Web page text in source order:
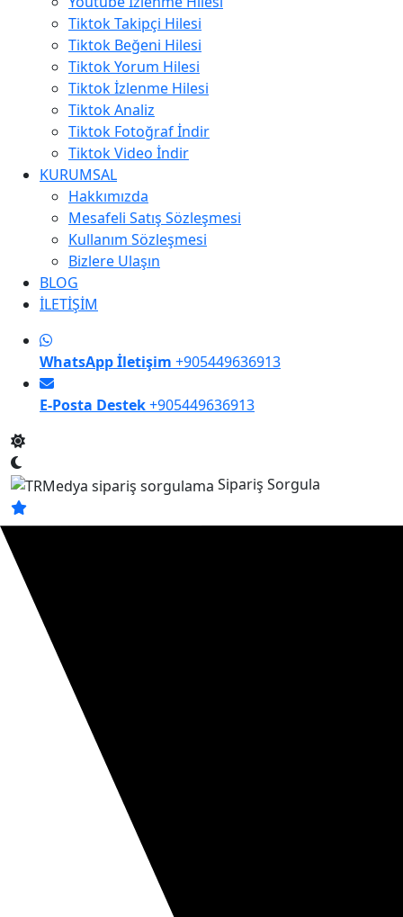
Tiktok Takipçi Hilesi
Tiktok Beğeni Hilesi
Tiktok Yorum Hilesi
Tiktok İzlenme Hilesi
Tiktok Analiz
Tiktok Fotoğraf İndir
Tiktok Video İndir
KURUMSAL
Hakkımızda
Mesafeli Satış Sözleşmesi
Kullanım Sözleşmesi
Bizlere Ulaşın
BLOG
İLETİŞİM
WhatsApp İletişim +905449636913
E-Posta Destek+905449636913
Sipariş Sorgula